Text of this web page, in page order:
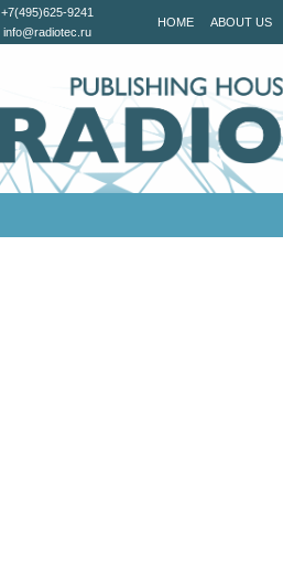
HOME ABOUT US
+7(495)625-9241
info@radiotec.ru